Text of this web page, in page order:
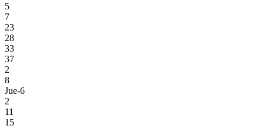
5
7
23
28
33
37
2
8
Jue-6
2
11
15